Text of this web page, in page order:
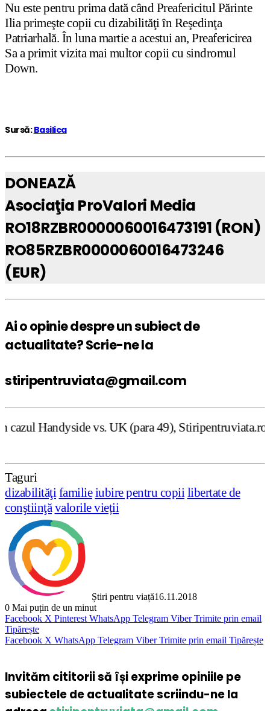
Nu este pentru prima dată când Preafericitul Părinte
Ilia primeşte copii cu dizabilităţi în Reşedinţa
Patriarhală. În luna martie a acestui an, Preafericirea
Sa a primit vizita mai multor copii cu sindromul
Down.
Sursă:Basilica
DONEAZĂ
Asociaţia ProValori Media
RO18RZBR0000060016473191 (RON)
RO85RZBR0000060016473246
(EUR)
Ai o opinie despre un subiect de
actualitate? Scrie-ne la
stiripentruviata@gmail.com
vs. UK (para 49), Stiripentruviata.ro
Taguri
dizabilităţi familie iubire pentru copii libertate de
conştiinţă valorile vieții
Știri pentru viață16.11.2018
0 Mai puțin de un minut
Facebook X Pinterest WhatsApp Telegram Viber Trimite prin email
Tipărește
Facebook X WhatsApp Telegram Viber Trimite prin email Tipărește
Invităm cititorii să își exprime opiniile pe
subiectele de actualitate scriindu-ne la